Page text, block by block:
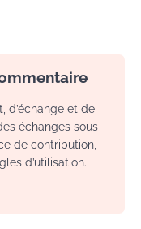
d’échange et de
échanges sous
de contribution,
d’utilisation.